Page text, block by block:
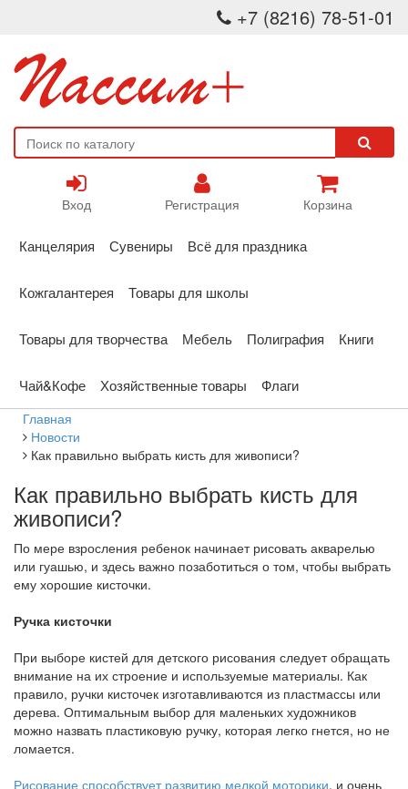
+7 (8216) 78-51-01
Вход Регистрация Корзина
Канцелярия Сувениры Всё для праздника
Кожгалантерея Товары для школы
Товары для творчества Мебель Полиграфия Книги
Чай&Кофе Хозяйственные товары Флаги
Главная
Новости
Как правильно выбрать кисть для живописи?
Как правильно выбрать кисть для
живописи?
По мере взросления ребенок начинает рисовать акварелью
или гуашью, и здесь важно позаботиться о том, чтобы выбрать
ему хорошие кисточки.
Ручка кисточки
При выборе кистей для детского рисования следует обращать
внимание на их строение и используемые материалы. Как
правило, ручки кисточек изготавливаются из пластмассы или
дерева. Оптимальным выбор для маленьких художников
можно назвать пластиковую ручку, которая легко гнется, но не
ломается.
Рисование способствует развитию мелкой моторики, и очень